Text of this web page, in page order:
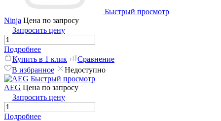
Быстрый просмотр
Ninja Цена по запросу
Запросить цену
Подробнее
Купить в 1 клик
Сравнение
В избранное
Недоступно
Быстрый просмотр
AEG Цена по запросу
Запросить цену
Подробнее